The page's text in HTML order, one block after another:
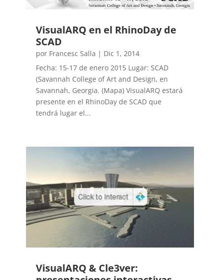
VisualARQ en el RhinoDay de
SCAD
por Francesc Salla | Dic 1, 2014
Fecha: 15-17 de enero 2015 Lugar: SCAD
(Savannah College of Art and Design, en
Savannah, Georgia. (Mapa) VisualARQ estará
presente en el RhinoDay de SCAD que
tendrá lugar el...
VisualARQ & Cle3ver: